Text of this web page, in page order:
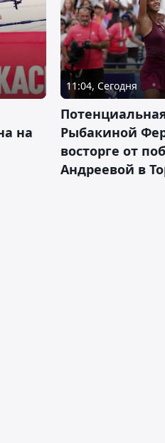
на
11:04, Сегодня
Рыбакиной
восторге от
Андреевой в